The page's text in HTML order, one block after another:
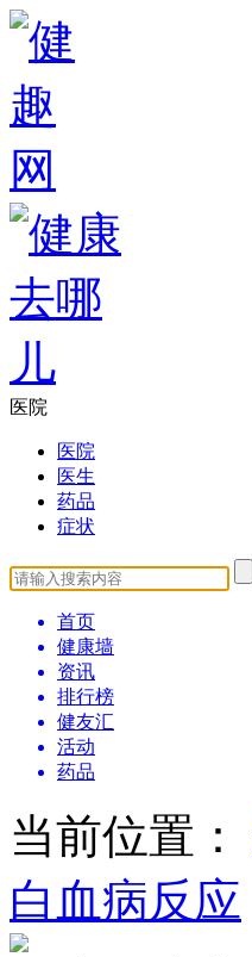
医院
医院
医生
药品
症状
首页
健康墙
资讯
排行榜
健友汇
活动
药品
当前位置：
白血病反应